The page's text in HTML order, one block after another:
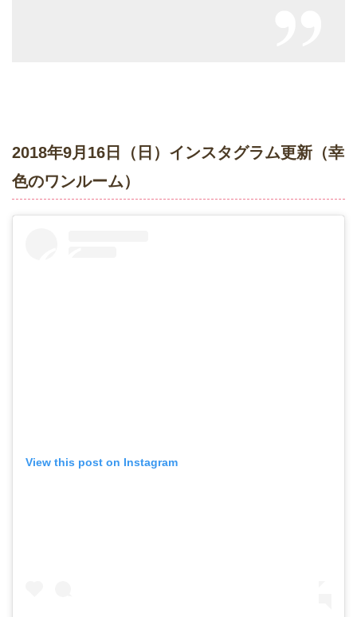
2018年9月16日（日）インスタグラム更新（幸
色のワンルーム）
View this post on Instagram